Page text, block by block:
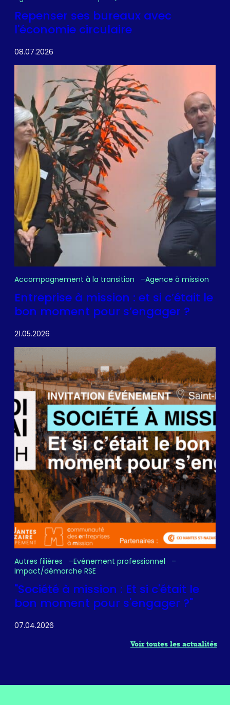
Repenser ses bureaux avec
l'économie circulaire
08.07.2026
Accompagnement à la transition Agence à mission
Entreprise à mission : et si c’était le
bon moment pour s’engager ?
21.05.2026
Autres filières
Evénement professionnel
Impact/démarche RSE
"Société à mission : Et si c'était le
bon moment pour s'engager ?"
07.04.2026
Voir toutes les actualités